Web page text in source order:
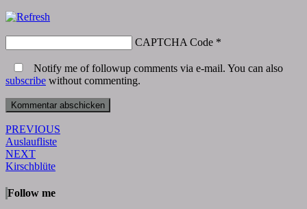
CAPTCHA Code *
Notify me of followup comments via e-mail. You can also
subscribe without commenting.
Post
navigation
PREVIOUS
Auslaufliste
NEXT
Kirschblüte
Follow me